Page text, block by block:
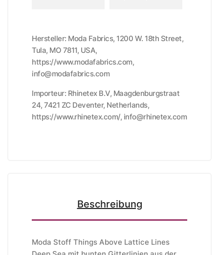
Hersteller: Moda Fabrics, 1200 W. 18th Street,
Tula, MO 7811, USA,
https://www.modafabrics.com,
info@modafabrics.com
Importeur: Rhinetex B.V, Maagdenburgstraat
24, 7421 ZC Deventer, Netherlands,
https://www.rhinetex.com/, info@rhinetex.com
Beschreibung
Moda Stoff Things Above Lattice Lines